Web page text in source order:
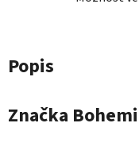
Popis
Značka